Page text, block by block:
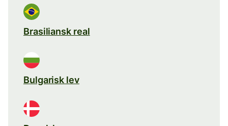
Brasiliansk real
Bulgarisk lev